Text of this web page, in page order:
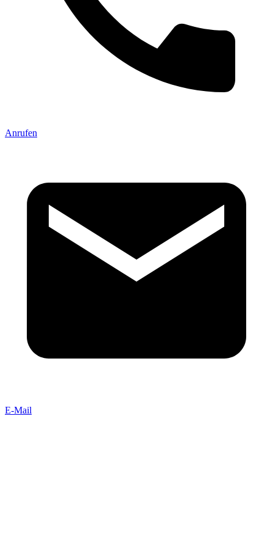
Anrufen
E-Mail